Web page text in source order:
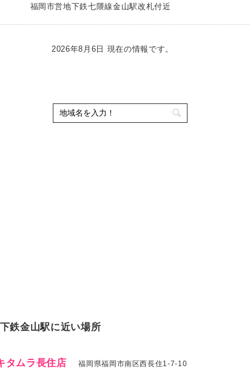
福岡市営地下鉄七隈線金山駅改札付近
2026年8月6日 現在の情報です。
鉄金山駅に近い場所
タムラ長住店 福岡県福岡市南区西長住1-7-10